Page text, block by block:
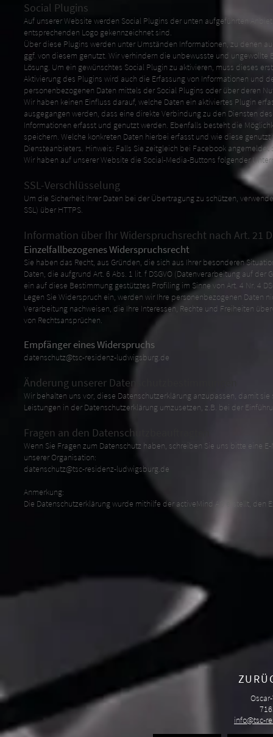
Social Plugins
Auf unserer Website werden Social Plugins der unten aufgeführten
entsprechenden Logo gekennzeichnet sind.
Über diese Plugins werden unter Umständen Informationen, zu denen
ggf. von diesem genutzt. Wir verhindern die unbewusste und
Lösung. Um ein gewünschtes Social Plugin zu aktivieren, muss dieses
Aktivierung des Plugins wird auch die Erfassung von Informationen und
personenbezogenen Daten mittels der Social Plugins oder über deren
Wir haben keinen Einfluss darauf, welche Daten ein aktiviertes Plugin
ausgegangen werden, dass eine direkte Verbindung zu den Diensten
Informationen erfasst und genutzt werden. Ebenfalls besteht die
speichern. Welche konkreten Daten hierbei erfasst und wie diese
Diensteanbieters. Hinweis: Falls Sie zeitgleich bei Facebook
Wir haben auf unserer Website die Social-Media-Buttons folgender
SSL-Verschlüsselung
Um die Sicherheit Ihrer Daten bei der Übertragung zu schützen,
SSL) über HTTPS.
Information über Ihr Widerspruchsrecht nach Art. 21
Einzelfallbezogenes Widerspruchsrecht
Sie haben das Recht, aus Gründen, die sich aus Ihrer besonderen
Daten, die aufgrund Art. 6 Abs. 1 lit. f DSGVO (Datenverarbeitung auf
ein auf diese Bestimmung gestütztes Profiling im Sinne von Art. 4 Nr. 4
Legen Sie Widerspruch ein, werden wir Ihre personenbezogenen Daten
Verarbeitung nachweisen, die Ihre Interessen, Rechte und Freiheiten
von Rechtsansprüchen.
Empfänger eines Widerspruchs
datenschutz@tsc-residenz-ludwigsburg.de
Änderung unserer Datenschutzbestimmungen
Wir behalten uns vor, diese Datenschutzerklärung anzupassen, damit
Leistungen in der Datenschutzerklärung umzusetzen, z.B. bei der
Fragen an den Datenschutzbeauftragten
Wenn Sie Fragen zum Datenschutz haben, schreiben Sie uns bitte eine
unserer Organisation:
datenschutz@tsc-residenz-ludwigsburg.de
Anmerkung:
Die Datenschutzerklärung wurde mithilfe der activeMind AG erstellt, den
info@tsc-